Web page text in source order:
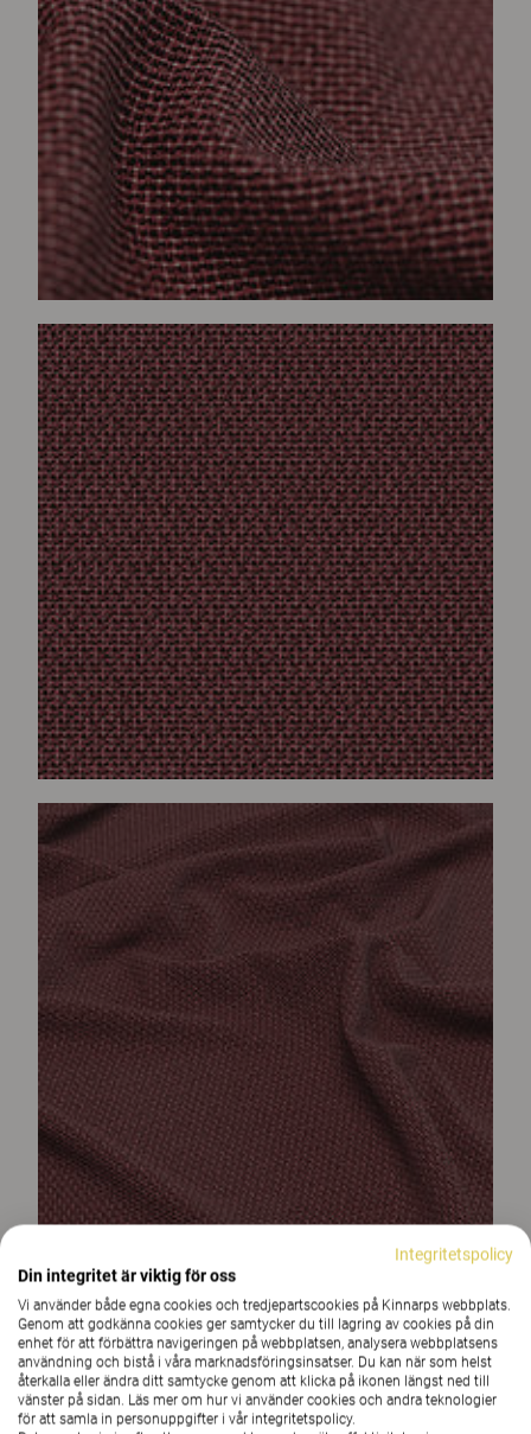
Integritetspolicy
Din integritet är viktig för oss
Vi använder både egna cookies och tredjepartscookies på Kinnarps webbplats.
Genom att godkänna cookies ger samtycker du till lagring av cookies på din
enhet för att förbättra navigeringen på webbplatsen, analysera webbplatsens
användning och bistå i våra marknadsföringsinsatser. Du kan när som helst
återkalla eller ändra ditt samtycke genom att klicka på ikonen längst ned till
vänster på sidan. Läs mer om hur vi använder cookies och andra teknologier
för att samla in personuppgifter i vår integritetspolicy.